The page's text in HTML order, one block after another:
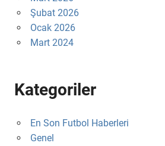
Şubat 2026
Ocak 2026
Mart 2024
Kategoriler
En Son Futbol Haberleri
Genel